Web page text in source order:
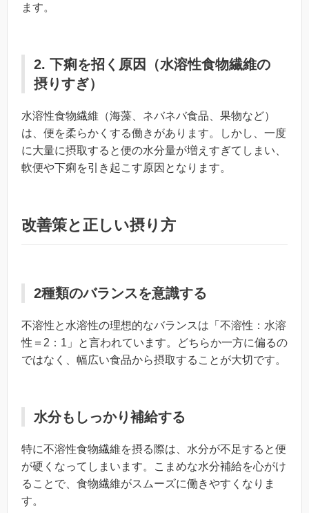
ます。
2. 下痢を招く原因（水溶性食物繊維の
摂りすぎ）
水溶性食物繊維（海藻、ネバネバ食品、果物など）
は、便を柔らかくする働きがあります。しかし、一度
に大量に摂取すると便の水分量が増えすぎてしまい、
軟便や下痢を引き起こす原因となります。
改善策と正しい摂り方
2種類のバランスを意識する
不溶性と水溶性の理想的なバランスは「不溶性：水溶
性＝2：1」と言われています。どちらか一方に偏るの
ではなく、幅広い食品から摂取することが大切です。
水分もしっかり補給する
特に不溶性食物繊維を摂る際は、水分が不足すると便
が硬くなってしまいます。こまめな水分補給を心がけ
ることで、食物繊維がスムーズに働きやすくなりま
す。